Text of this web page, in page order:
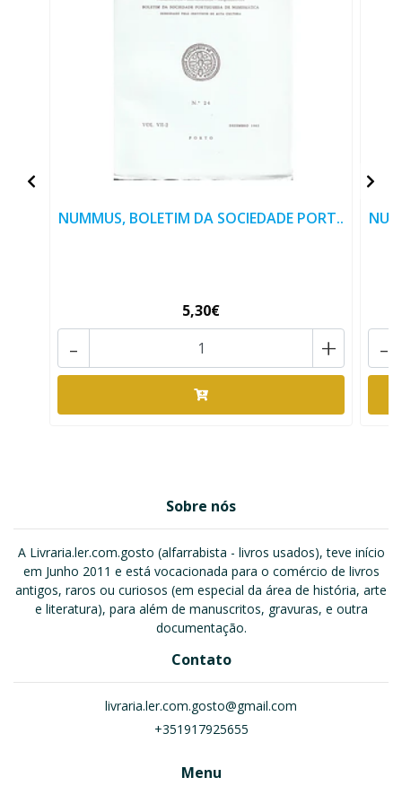
NUMMUS, BOLETIM DA SOCIEDADE PORT..
5,30€
+
- -
Sobre nós
A Livraria.ler.com.gosto (alfarrabista - livros usados), teve início
em Junho 2011 e está vocacionada para o comércio de livros
antigos, raros ou curiosos (em especial da área de história, arte
e literatura), para além de manuscritos, gravuras, e outra
documentação.
Contato
livraria.ler.com.gosto@gmail.com
+351917925655
Menu